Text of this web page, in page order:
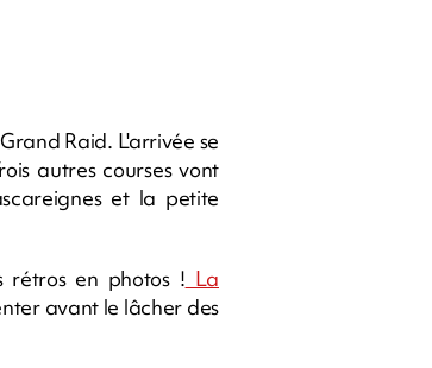
Raid. L'arrivée se
autres courses vont
et la petite
rétros en photos ! La
avant le lâcher des